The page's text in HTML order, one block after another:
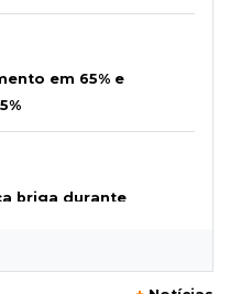
em 65% e
briga durante